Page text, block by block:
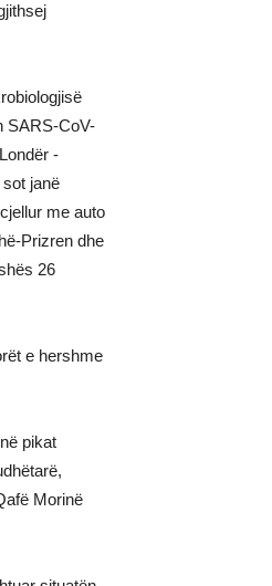
SARS-CoV-
-
janë
me auto
Prizren dhe
26
e hershme
pikat
Morinë